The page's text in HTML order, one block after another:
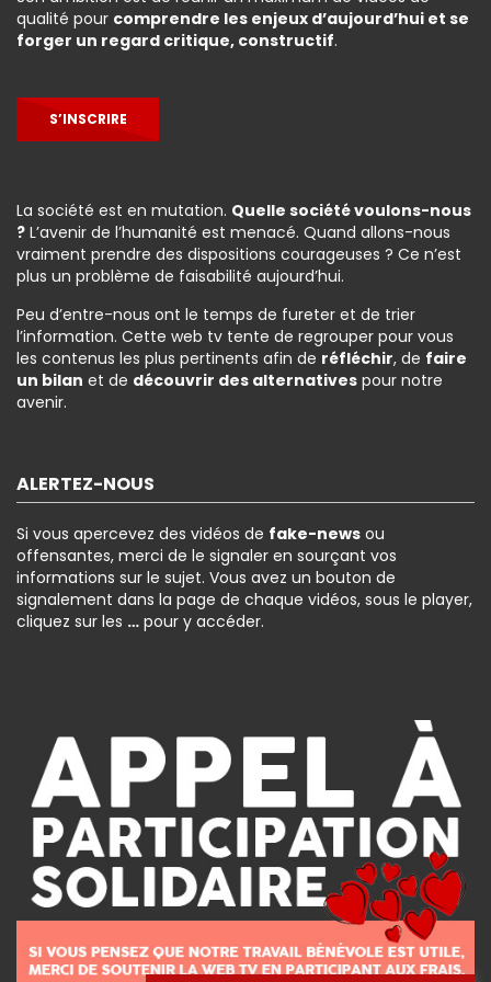
qualité pour comprendre les enjeux d’aujourd’hui et se
forger un regard critique, constructif.
S’INSCRIRE
La société est en mutation. Quelle société voulons-nous
? L’avenir de l’humanité est menacé. Quand allons-nous
vraiment prendre des dispositions courageuses ? Ce n’est
plus un problème de faisabilité aujourd’hui.
Peu d’entre-nous ont le temps de fureter et de trier
l’information. Cette web tv tente de regrouper pour vous
les contenus les plus pertinents afin de réfléchir, de faire
un bilan et de découvrir des alternatives pour notre
avenir.
ALERTEZ-NOUS
Si vous apercevez des vidéos de fake-news ou
offensantes, merci de le signaler en sourçant vos
informations sur le sujet. Vous avez un bouton de
signalement dans la page de chaque vidéos, sous le player,
cliquez sur les … pour y accéder.